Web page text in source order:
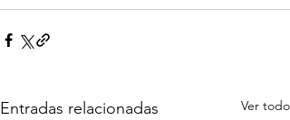
Entradas relacionadas Ver todo